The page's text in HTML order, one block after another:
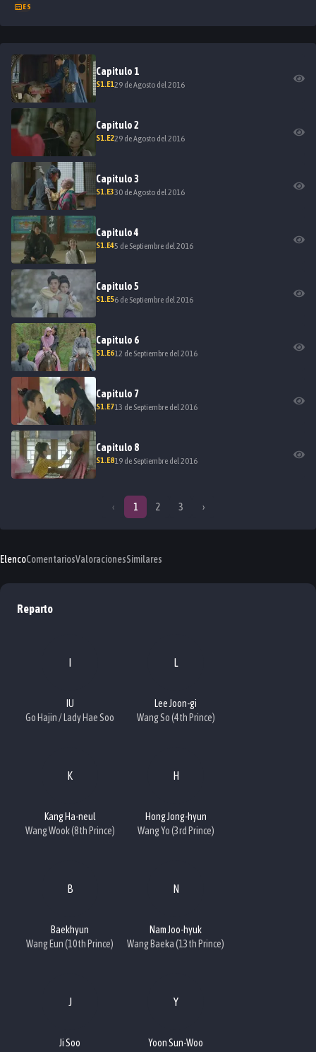
ES
Capitulo 1
S1.E129 de Agosto del 2016
Capitulo2
S1.E229 de Agosto del 2016
Capitulo3
S1.E330 de Agosto del 2016
Capitulo4
S1.E45 de Septiembre del 2016
Capitulo5
S1.E56 de Septiembre del 2016
Capitulo 6
S1.E612 de Septiembre del 2016
Capitulo 7
S1.E713 de Septiembre del 2016
Capitulo 8
S1.E819 de Septiembre del 2016
‹ 1 2 3 ›
ElencoComentariosValoracionesSimilares
Reparto
I
IU
Go Hajin / Lady Hae Soo
L
Lee Joon-gi
Wang So (4th Prince)
K
Kang Ha-neul
Wang Wook (8th Prince)
H
Hong Jong-hyun
Wang Yo (3rd Prince)
B
Baekhyun
Wang Eun (10th Prince)
N
Nam Joo-hyuk
Wang Baeka (13th Prince)
J
Ji Soo
Y
Yoon Sun-Woo